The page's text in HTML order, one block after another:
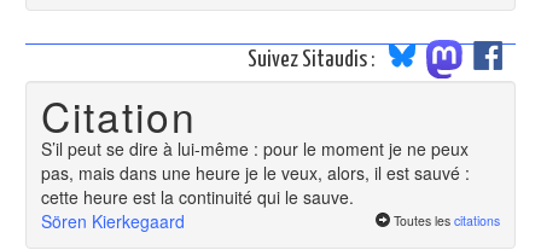
Suivez Sitaudis :
Citation
S’il peut se dire à lui-même : pour le moment je ne peux
pas, mais dans une heure je le veux, alors, il est sauvé :
cette heure est la continuité qui le sauve.
Sören Kierkegaard
Toutes les citations